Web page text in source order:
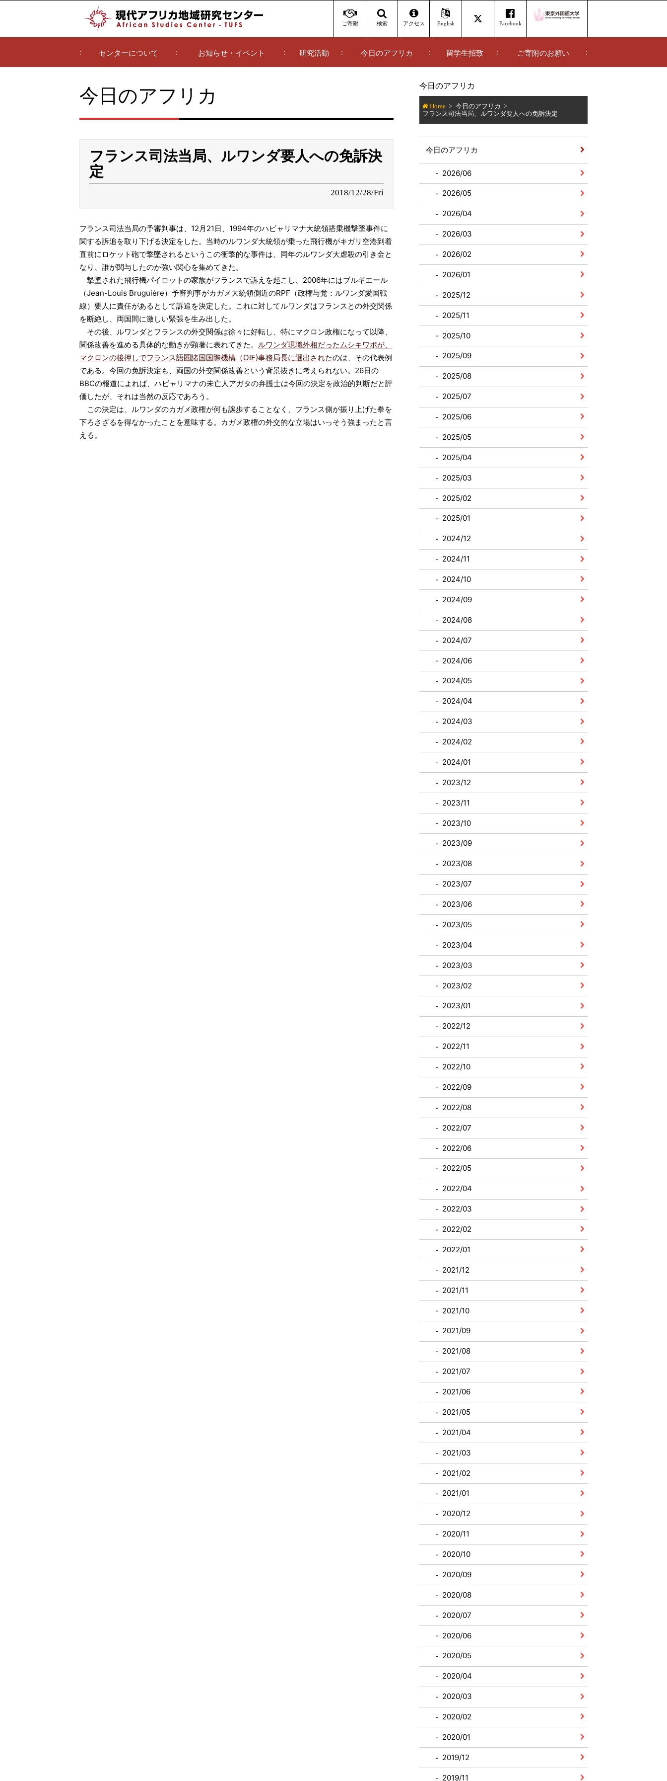
ご寄附 検索 アクセス English Facebook
センターについて お知らせ・イベント 研究活動 今日のアフリカ 留学生招致 ご寄附のお願い
今日のアフリカ
Home
今日のアフリカ
フランス司法当局、ルワンダ要人への免訴決定
今日のアフリカ
2026/06
2026/05
2026/04
2026/03
2026/02
2026/01
2025/12
2025/11
2025/10
2025/09
2025/08
2025/07
2025/06
2025/05
2025/04
2025/03
2025/02
2025/01
2024/12
2024/11
2024/10
2024/09
2024/08
2024/07
2024/06
2024/05
2024/04
2024/03
2024/02
2024/01
2023/12
2023/11
2023/10
2023/09
2023/08
2023/07
2023/06
2023/05
2023/04
2023/03
2023/02
2023/01
2022/12
2022/11
2022/10
2022/09
2022/08
2022/07
2022/06
2022/05
2022/04
2022/03
2022/02
2022/01
2021/12
2021/11
2021/10
2021/09
2021/08
2021/07
2021/06
2021/05
2021/04
2021/03
2021/02
2021/01
2020/12
2020/11
2020/10
2020/09
2020/08
2020/07
2020/06
2020/05
2020/04
2020/03
2020/02
2020/01
2019/12
2019/11
今日のアフリカ
フランス司法当局、ルワンダ要人への免訴決
定
2018/12/28/Fri
フランス司法当局の予審判事は、12月21日、1994年のハビャリマナ大統領搭乗機撃墜事件に
関する訴追を取り下げる決定をした。当時のルワンダ大統領が乗った飛行機がキガリ空港到着
直前にロケット砲で撃墜されるというこの衝撃的な事件は、同年のルワンダ大虐殺の引き金と
なり、誰が関与したのか強い関心を集めてきた。
撃墜された飛行機パイロットの家族がフランスで訴えを起こし、2006年にはブルギエール
（Jean-Louis Bruguière）予審判事がカガメ大統領側近のRPF（政権与党：ルワンダ愛国戦
線）要人に責任があるとして訴追を決定した。これに対してルワンダはフランスとの外交関係
を断絶し、両国間に激しい緊張を生み出した。
その後、ルワンダとフランスの外交関係は徐々に好転し、特にマクロン政権になって以降、
関係改善を進める具体的な動きが顕著に表れてきた。 ルワンダ現職外相だったムシキワボが、
マクロンの後押しでフランス語圏諸国国際機構（OIF)事務局長に選出されたのは、その代表例
である。今回の免訴決定も、両国の外交関係改善という背景抜きに考えられない。26日の
BBCの報道によれば、ハビャリマナの未亡人アガタの弁護士は今回の決定を政治的判断だと評
価したが、それは当然の反応であろう。
この決定は、ルワンダのカガメ政権が何も譲歩することなく、フランス側が振り上げた拳を
下ろさざるを得なかったことを意味する。カガメ政権の外交的な立場はいっそう強まったと言
える。